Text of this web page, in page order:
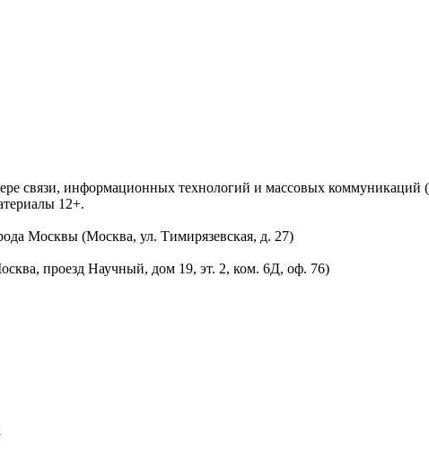
связи, информационных технологий и массовых
12+.
Москвы (Москва, ул. Тимирязевская, д. 27)
проезд Научный, дом 19, эт. 2, ком. 6Д, оф. 76)